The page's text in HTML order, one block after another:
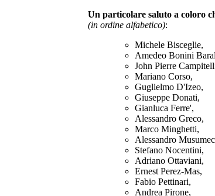
Un particolare saluto a coloro
(in ordine alfabetico):
Michele Bisceglie,
Amedeo Bonini
John Pierre
Mariano Corso,
Guglielmo D'Izeo,
Giuseppe Donati,
Gianluca Ferre',
Alessandro Greco,
Marco Minghetti,
Alessandro
Stefano Nocentini,
Adriano Ottaviani,
Ernest Perez-Mas,
Fabio Pettinari,
Andrea Pirone,